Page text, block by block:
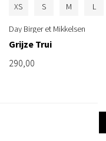
XS S M L
Day Birger et Mikkelsen
Grijze Trui
290,00